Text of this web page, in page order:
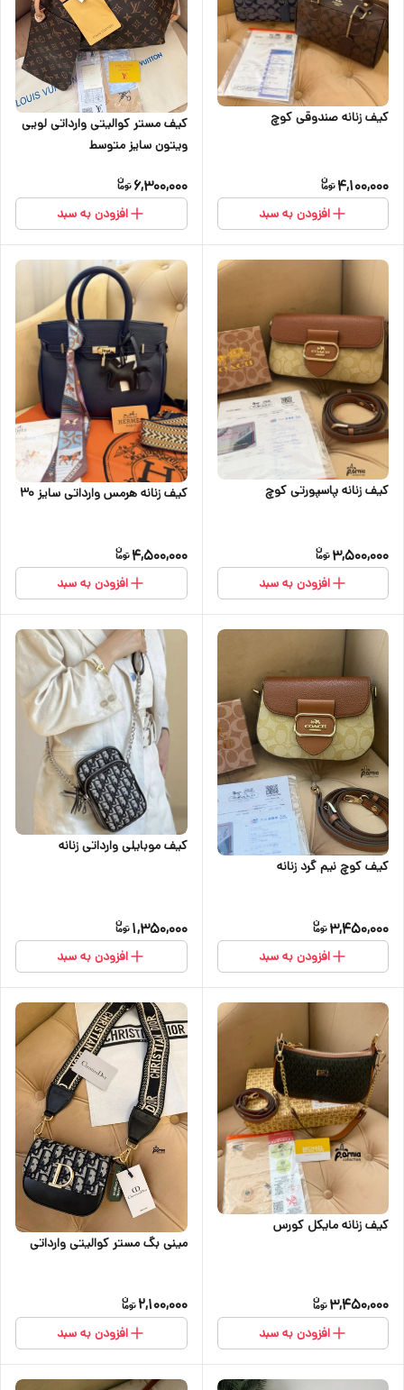
کیف زنانه صندوقی کوچ
4,100,000
افزودن به سبد
کیف مستر کوالیتی وارداتی لویی
ویتون سایز متوسط
6,300,000
افزودن به سبد
کیف زنانه پاسپورتی کوچ
3,500,000
افزودن به سبد
کیف زنانه هرمس وارداتی سایز 30
4,500,000
افزودن به سبد
کیف کوچ نیم گرد زنانه
3,450,000
افزودن به سبد
کیف موبایلی وارداتی زنانه
1,350,000
افزودن به سبد
کیف زنانه مایکل کورس
3,450,000
افزودن به سبد
مینی بگ مستر کوالیتی وارداتی
2,100,000
افزودن به سبد